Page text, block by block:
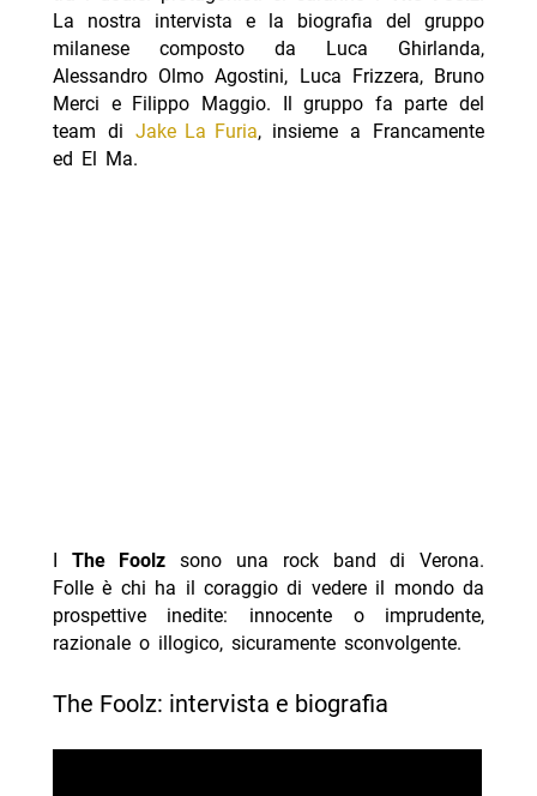
La nostra intervista e la biografia del gruppo
milanese composto da Luca Ghirlanda,
Alessandro Olmo Agostini, Luca Frizzera, Bruno
Merci e Filippo Maggio. Il gruppo fa parte del
team di Jake La Furia, insieme a Francamente
ed El Ma.
The Foolz sono una rock band di Verona.
Folle è chi ha il coraggio di vedere il mondo da
prospettive inedite: innocente o imprudente,
razionale o illogico, sicuramente sconvolgente.
The Foolz: intervista e biografia